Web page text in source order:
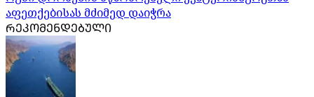
აფეთქებისას მძიმედ დაიჭრა
ᲠᲔᲙᲝᲛᲔᲜᲓᲔᲑᲣᲚᲘ